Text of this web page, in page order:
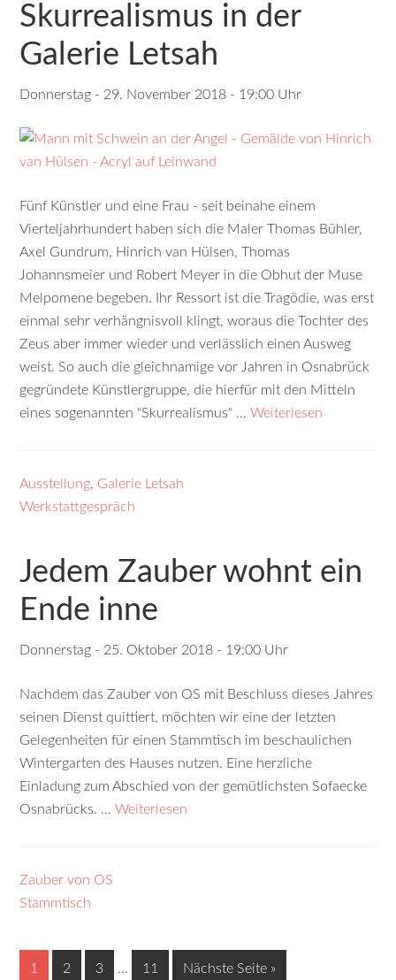
Skurrealismus in der
Galerie Letsah
Donnerstag - 29. November 2018 - 19:00 Uhr
Fünf Künstler und eine Frau - seit beinahe einem
Vierteljahrhundert haben sich die Maler Thomas Bühler,
Axel Gundrum, Hinrich van Hülsen, Thomas
Johannsmeier und Robert Meyer in die Obhut der Muse
Melpomene begeben. Ihr Ressort ist die Tragödie, was erst
einmal sehr verhängnisvoll klingt, woraus die Tochter des
Zeus aber immer wieder und verlässlich einen Ausweg
weist. So auch die gleichnamige vor Jahren in Osnabrück
gegründete Künstlergruppe, die hierfür mit den Mitteln
eines sogenannten "Skurrealismus" …Weiterlesen
Ausstellung, Galerie Letsah
Werkstattgespräch
Jedem Zauber wohnt ein
Ende inne
Donnerstag - 25. Oktober 2018 - 19:00 Uhr
Nachdem das Zauber von OS mit Beschluss dieses Jahres
seinen Dienst quittiert, möchten wir eine der letzten
Gelegenheiten für einen Stammtisch im beschaulichen
Wintergarten des Hauses nutzen. Eine herzliche
Einladung zum Abschied von der gemütlichsten Sofaecke
Osnabrücks. …Weiterlesen
Zauber von OS
Stammtisch
1 2 3 … 11 Nächste Seite »